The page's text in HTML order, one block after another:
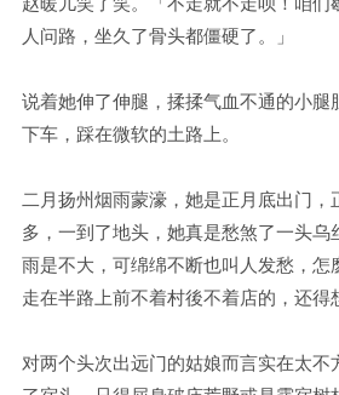
人问路，坐久了骨头都僵硬了。」
说着她伸了伸腿，揉揉气血不通的小腿
下车，踩在微软的土路上。
二月扬州烟雨蒙濠，她是正月底出门，
多，一到了地头，她真是愁煞了一头乌
雨是不大，可绵绵不断也叫人发愁，怎
走在半路上前不着村後不着店的，还得
对两个头次出远门的姑娘而言实在太不